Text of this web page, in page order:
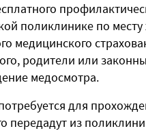
поликлинике по месту
медицинского
родители или
медосмотра.
для
передадут из